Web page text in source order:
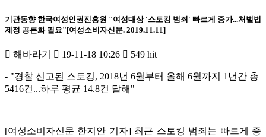
기관동향 한국여성인권진흥원 "여성대상 '스토킹 범죄' 빠르게 증가...처벌법
제정 공론화 필요"[여성소비자신문. 2019.11.11]
해바라기 19-11-18 10:26 549 hit
- "경찰 신고된 스토킹, 2018년 6월부터 올해 6월까지 1년간 총
5416건...하루 평균 14.8건 달해"
[여성소비자신문 한지안 기자] 최근 스토킹 범죄는 빠르게 증